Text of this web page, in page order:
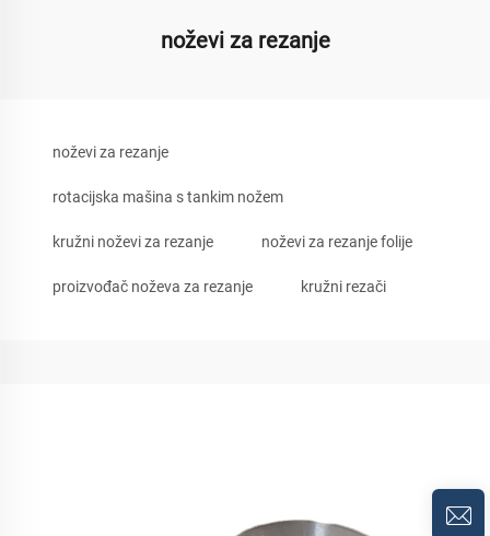
noževi za rezanje
noževi za rezanje
rotacijska mašina s tankim nožem
kružni noževi za rezanje noževi za rezanje folije
proizvođač noževa za rezanje kružni rezači